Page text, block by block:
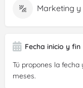
Marketing y
Fecha inicio y fin
Tú propones la
meses.